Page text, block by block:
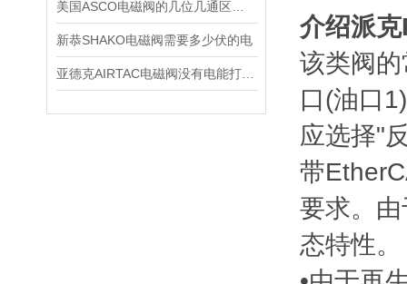
新恭SHAKO电磁阀需要多少伏的电
介绍派
该类阀
口(油口
应选择"
带
要求。
态特性。